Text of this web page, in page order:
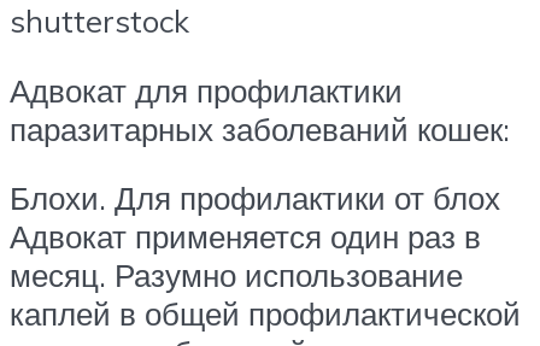
shutterstock
Адвокат для профилактики
паразитарных заболеваний кошек:
Блохи. Для профилактики от блох
Адвокат применяется один раз в
месяц. Разумно использование
каплей в общей профилактической